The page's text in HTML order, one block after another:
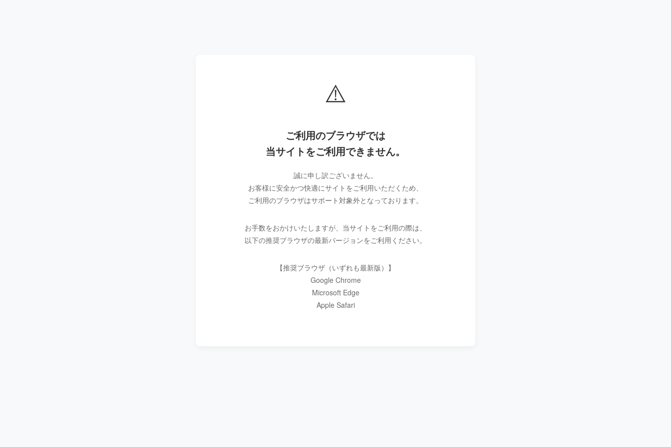
⚠️
ご利用のブラウザでは
当サイトをご利用できません。
誠に申し訳ございません。
お客様に安全かつ快適にサイトをご利用いただくため、
ご利用のブラウザはサポート対象外となっております。
お手数をおかけいたしますが、当サイトをご利用の際は、
以下の推奨ブラウザの最新バージョンをご利用ください。
【推奨ブラウザ（いずれも最新版）】
Google Chrome
Microsoft Edge
Apple Safari